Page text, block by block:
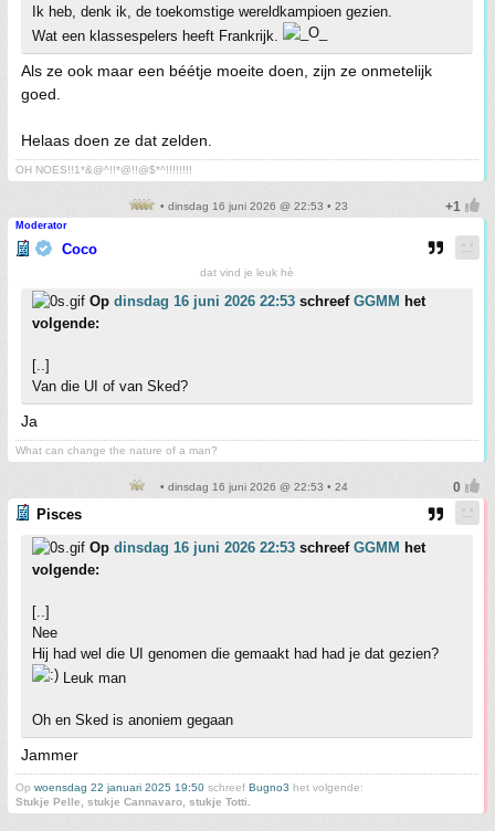
Ik heb, denk ik, de toekomstige wereldkampioen gezien.
Wat een klassespelers heeft Frankrijk.
Als ze ook maar een béétje moeite doen, zijn ze onmetelijk
goed.
Helaas doen ze dat zelden.
OH NOES!!1*&@^!!*@!!@$*^!!!!!!!!
• dinsdag 16 juni 2026 @ 22:53 • 23
Moderator
Coco
dat vind je leuk hè
Op dinsdag 16 juni 2026 22:53 schreef GGMM het
volgende:
[..]
Van die UI of van Sked?
Ja
What can change the nature of a man?
• dinsdag 16 juni 2026 @ 22:53 • 24
Pisces
Op dinsdag 16 juni 2026 22:53 schreef GGMM het
volgende:
[..]
Nee
Hij had wel die UI genomen die gemaakt had had je dat gezien?
Leuk man
Oh en Sked is anoniem gegaan
Jammer
Op woensdag 22 januari 2025 19:50 schreef Bugno3 het volgende:
Stukje Pelle, stukje Cannavaro, stukje Totti.